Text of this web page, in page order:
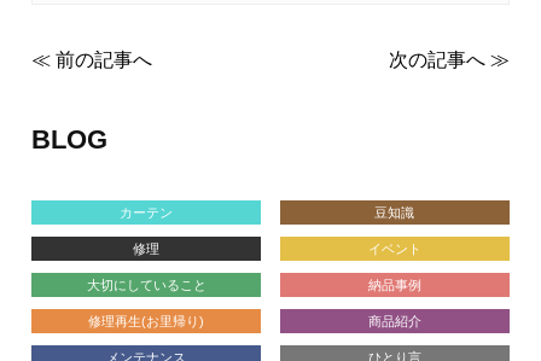
≪ 前の記事へ 次の記事へ ≫
BLOG
カーテン 豆知識
修理 イベント
大切にしていること 納品事例
修理再生(お里帰り) 商品紹介
メンテナンス ひとり言